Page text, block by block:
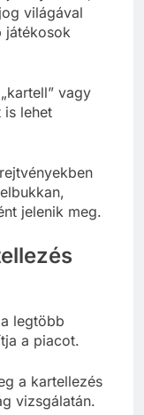
világával
játékosok
vagy
is lehet
jelenik meg.
legtöbb
a piacot.
a kartellezés
vizsgálatán.